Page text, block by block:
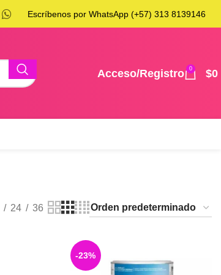
Escríbenos por WhatsApp (+57) 313 8139146
Acceso/Registro 0 $0
24 36
-23%